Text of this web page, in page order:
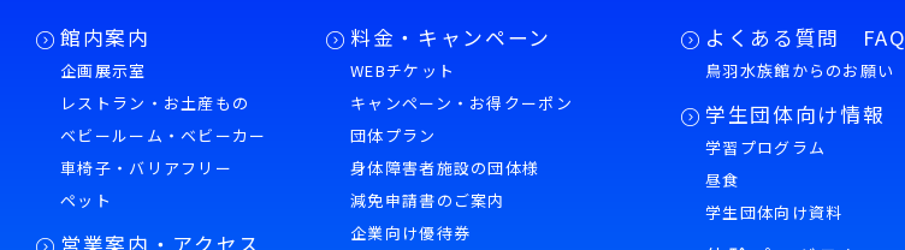
館内案内
企画展示室
レストラン・お土産もの
ベビールーム・ベビーカー
車椅子・バリアフリー
ペット
営業案内・アクセス
料金・キャンペーン
WEBチケット
キャンペーン・お得クーポン
団体プラン
身体障害者施設の団体様
減免申請書のご案内
企業向け優待券
よくある質問 FAQ
鳥羽水族館からのお願い
学生団体向け情報
学習プログラム
昼食
学生団体向け資料